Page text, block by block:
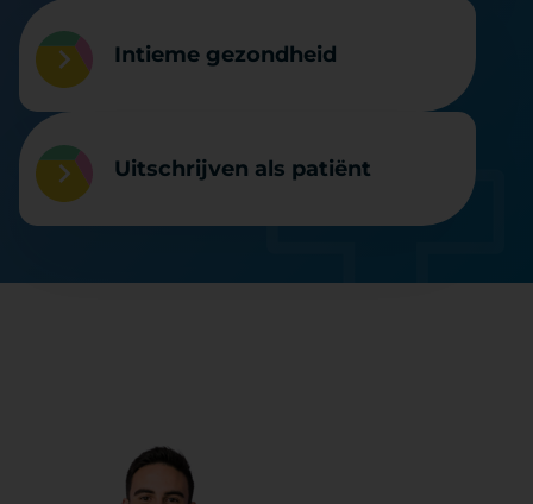
Intieme gezondheid
Uitschrijven als patiënt